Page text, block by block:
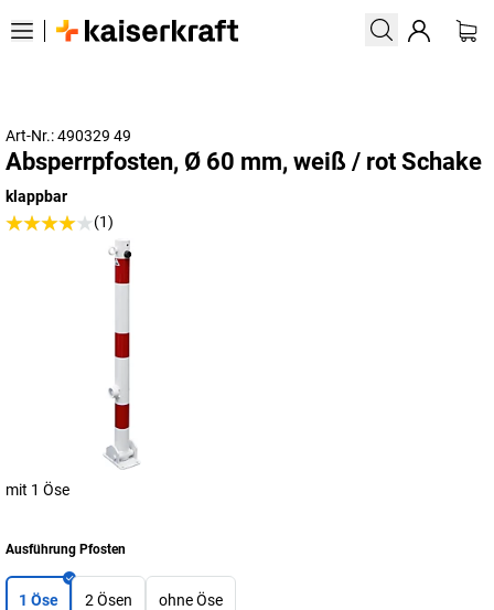
Art-Nr.: 490329 49
Absperrpfosten, Ø 60 mm, weiß / rot Schake
klappbar
(1)
mit 1 Öse
Ausführung Pfosten
1 Öse 2 Ösen ohne Öse